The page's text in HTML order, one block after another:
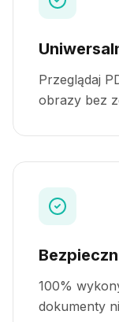
Przeglądaj
obrazy bez
100%
dokumenty